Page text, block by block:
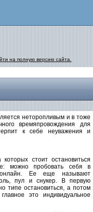
на полную версию сайта.
неторопливым и в тоже
времяпровождения для
к себе неуважения и
стоит остановиться
можно пробовать себя в
онлайн. Ее еще называют
пул и снукер. В первую
типе остановиться, а потом
это индивидуальное